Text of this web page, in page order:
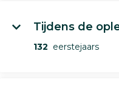
Tijdens de
132 eerstejaars